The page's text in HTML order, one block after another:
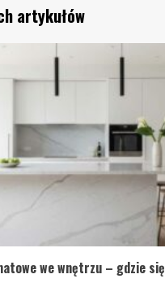
artykułów
we wnętrzu – gdzie się